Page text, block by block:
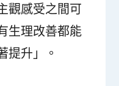
觀感受之間可
生理改善都能
提升」。